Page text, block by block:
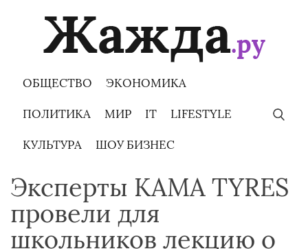
ОБЩЕСТВО ЭКОНОМИКА
ПОЛИТИКА МИР IT LIFESTYLE
КУЛЬТУРА ШОУ БИЗНЕС
Эксперты KAMA TYRES
провели для
школьников лекцию о